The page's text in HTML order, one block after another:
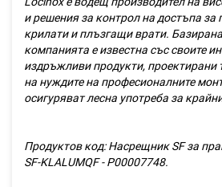
и решения за контрол на достъпа за
крилати и плъзгащи врати.
компанията е известна със своите
издръжливи продукти, проектирани
на нуждите на професионалните
осигуряват лесна употреба за
Продуктов код:Насрещник SF за
SF-KLALUMQF - P00007748.